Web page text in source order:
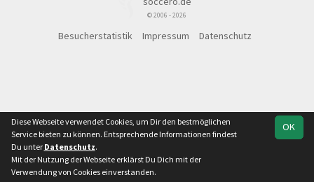
© 2006 - 2026
Besucherstatistik Impressum Datenschutz
OK
Diese Webseite verwendet Cookies, um Dir den bestmöglichen
Service bieten zu können. Entsprechende Informationen findest
Du unter Datenschutz.
Mit der Nutzung der Webseite erklärst Du Dich mit der
Verwendung von Cookies einverstanden.